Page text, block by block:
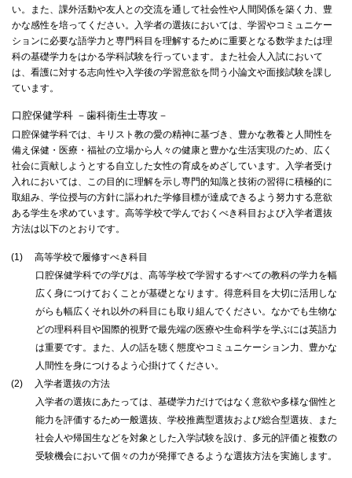
い。また、課外活動や友人との交流を通して社会性や人間関係を築く力、豊
かな感性を培ってください。入学者の選抜においては、学習やコミュニケー
ションに必要な語学力と専門科目を理解するために重要となる数学または理
科の基礎学力をはかる学科試験を行っています。また社会人入試において
は、看護に対する志向性や入学後の学習意欲を問う小論文や面接試験を課し
ています。
口腔保健学科 －歯科衛生士専攻－
口腔保健学科では、キリスト教の愛の精神に基づき、豊かな教養と人間性を
備え保健・医療・福祉の立場から人々の健康と豊かな生活実現のため、広く
社会に貢献しようとする自立した女性の育成をめざしています。入学者受け
入れにおいては、この目的に理解を示し専門的知識と技術の習得に積極的に
取組み、学位授与の方針に謳われた学修目標が達成できるよう努力する意欲
ある学生を求めています。高等学校で学んでおくべき科目および入学者選抜
方法は以下のとおりです。
(1)
高等学校で履修すべき科目
口腔保健学科での学びは、高等学校で学習するすべての教科の学力を幅
広く身につけておくことが基礎となります。得意科目を大切に活用しな
がらも幅広くそれ以外の科目にも取り組んでください。なかでも生物な
どの理科科目や国際的視野で最先端の医療や生命科学を学ぶには英語力
は重要です。また、人の話を聴く態度やコミュニケーション力、豊かな
人間性を身につけるよう心掛けてください。
(2)
入学者選抜の方法
入学者の選抜にあたっては、基礎学力だけではなく意欲や多様な個性と
能力を評価するため一般選抜、学校推薦型選抜および総合型選抜、また
社会人や帰国生などを対象とした入学試験を設け、多元的評価と複数の
受験機会において個々の力が発揮できるような選抜方法を実施します。